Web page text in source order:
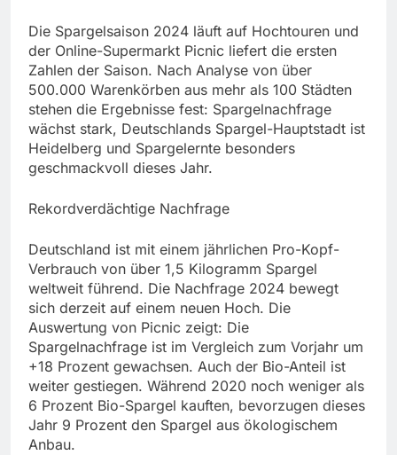
Die Spargelsaison 2024 läuft auf Hochtouren und
der Online-Supermarkt Picnic liefert die ersten
Zahlen der Saison. Nach Analyse von über
500.000 Warenkörben aus mehr als 100 Städten
stehen die Ergebnisse fest: Spargelnachfrage
wächst stark, Deutschlands Spargel-Hauptstadt ist
Heidelberg und Spargelernte besonders
geschmackvoll dieses Jahr.
Rekordverdächtige Nachfrage
Deutschland ist mit einem jährlichen Pro-Kopf-
Verbrauch von über 1,5 Kilogramm Spargel
weltweit führend. Die Nachfrage 2024 bewegt
sich derzeit auf einem neuen Hoch. Die
Auswertung von Picnic zeigt: Die
Spargelnachfrage ist im Vergleich zum Vorjahr um
+18 Prozent gewachsen. Auch der Bio-Anteil ist
weiter gestiegen. Während 2020 noch weniger als
6 Prozent Bio-Spargel kauften, bevorzugen dieses
Jahr 9 Prozent den Spargel aus ökologischem
Anbau.